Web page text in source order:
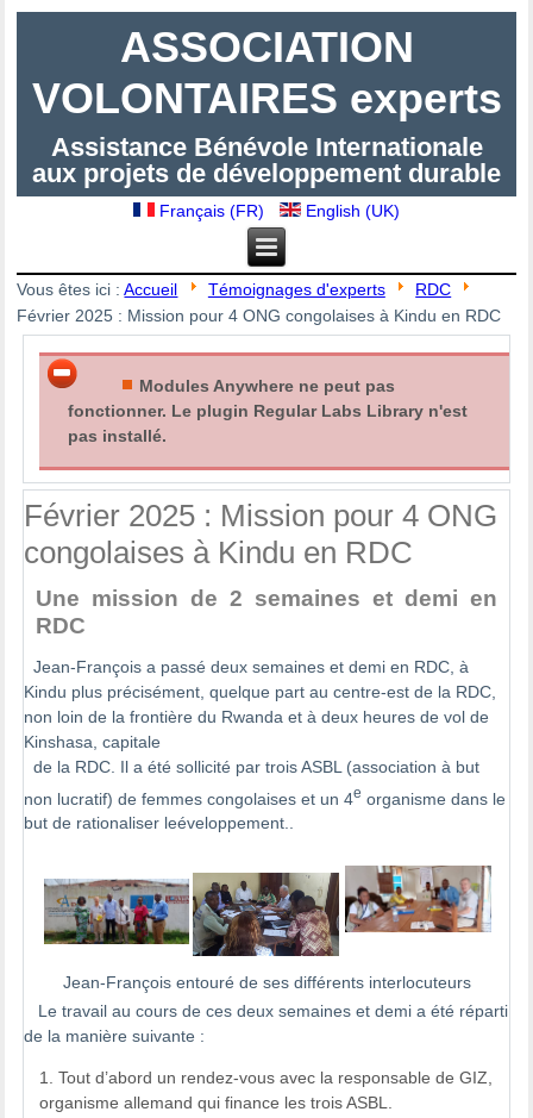
ASSOCIATION
VOLONTAIRES experts
Assistance Bénévole Internationale
aux projets de développement durable
Français (FR) English (UK)
Vous êtes ici :Accueil Témoignages d'experts
RDC
Février 2025 : Mission pour 4 ONG congolaises à Kindu en RDC
Modules Anywhere ne peut pas
fonctionner. Le plugin Regular Labs Library n'est
pas installé.
Février 2025 : Mission pour 4 ONG
congolaises à Kindu en RDC
Une mission de 2 semaines et demi en
RDC
Jean-François a passé deux semaines et demi en RDC, à
Kindu plus précisément, quelque part au centre-est de la RDC,
non loin de la frontière du Rwanda et à deux heures de vol de
Kinshasa, capitale
de la RDC. Il a été sollicité par trois ASBL (association à but
non lucratif) de femmes congolaises et un 4e organisme dans le
but de rationaliser leéveloppement..
Jean-François entouré de ses différents interlocuteurs
Le travail au cours de ces deux semaines et demi a été réparti
de la manière suivante :
Tout d’abord un rendez-vous avec la responsable de GIZ,
organisme allemand qui finance les trois ASBL.